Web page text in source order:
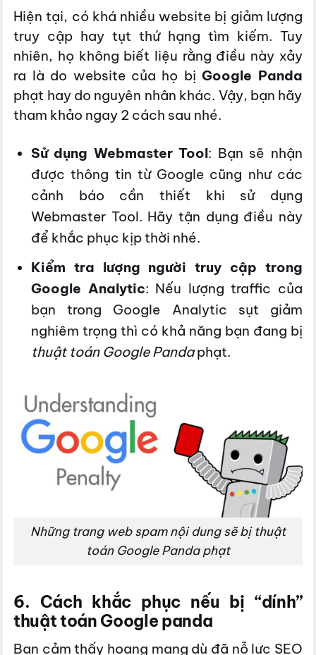
Hiện tại, có khá nhiều website bị giảm lượng
truy cập hay tụt thứ hạng tìm kiếm. Tuy
nhiên, họ không biết liệu rằng điều này xảy
ra là do website của họ bịGoogle Panda
phạt hay do nguyên nhân khác. Vậy, bạn hãy
tham khảo ngay 2 cách sau nhé.
Sử dụng Webmaster Tool: Bạn sẽ nhận
được thông tin từ Google cũng như các
cảnh báo cần thiết khi sử dụng
Webmaster Tool. Hãy tận dụng điều này
để khắc phục kịp thời nhé.
Kiểm tra lượng người truy cập trong
Google Analytic: Nếu lượng traffic của
bạn trong Google Analytic sụt giảm
nghiêm trọng thì có khả năng bạn đang bị
thuật toán Google Pandaphạt.
Những trang web spam nội dung sẽ bị thuật
toán Google Panda phạt
6. Cách khắc phục nếu bị “dính”
thuật toán Google panda
Bạn cảm thấy hoang mang dù đã nỗ lực SEO